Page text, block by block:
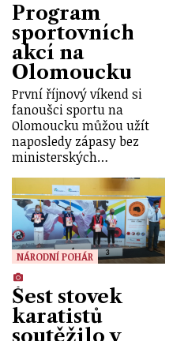
Program
sportovních
akcí na
Olomoucku
První říjnový víkend si
fanoušci sportu na
Olomoucku můžou užít
naposledy zápasy bez
ministerských…
NÁRODNÍ POHÁR
Šest stovek
karatistů
soutěžilo v